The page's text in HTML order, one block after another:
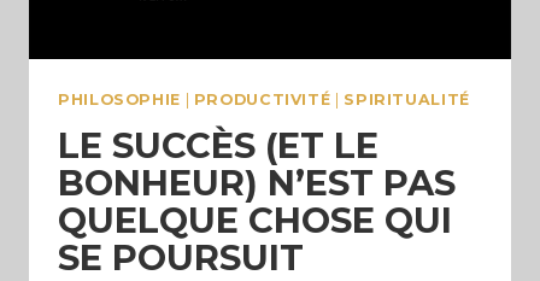
PHILOSOPHIE PRODUCTIVITÉ SPIRITUALITÉ
LE SUCCÈS (ET LE
BONHEUR) N’EST PAS
QUELQUE CHOSE QUI
SE POURSUIT